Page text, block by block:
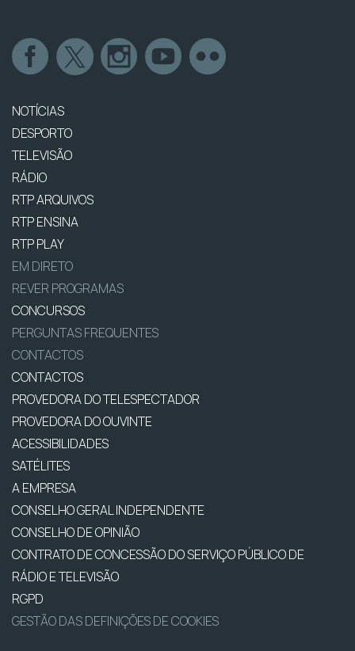
NOTÍCIAS
DESPORTO
TELEVISÃO
RÁDIO
RTP ARQUIVOS
RTP ENSINA
RTP PLAY
EM DIRETO
REVER PROGRAMAS
CONCURSOS
PERGUNTAS FREQUENTES
CONTACTOS
CONTACTOS
PROVEDORA DO TELESPECTADOR
PROVEDORA DO OUVINTE
ACESSIBILIDADES
SATÉLITES
A EMPRESA
CONSELHO GERAL INDEPENDENTE
CONSELHO DE OPINIÃO
CONTRATO DE CONCESSÃO DO SERVIÇO PÚBLICO DE
RÁDIO E TELEVISÃO
RGPD
GESTÃO DAS DEFINIÇÕES DE COOKIES